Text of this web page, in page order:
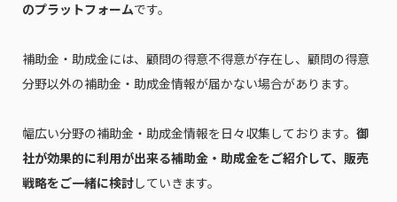
のプラットフォームです。
補助金・助成金には、顧問の得意不得意が存在し、顧問の得意
分野以外の補助金・助成金情報が届かない場合があります。
幅広い分野の補助金・助成金情報を日々収集しております。 御
社が効果的に利用が出来る補助金・助成金をご紹介して、販売
戦略をご一緒に検討していきます。